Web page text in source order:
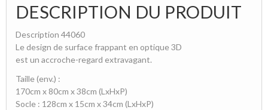
DESCRIPTION DU PRODUIT
Description 44060
Le design de surface frappant en optique 3D
est un accroche-regard extravagant.
Taille (env.) :
170cm x 80cm x 38cm (LxHxP)
Socle : 128cm x 15cm x 34cm (LxHxP)